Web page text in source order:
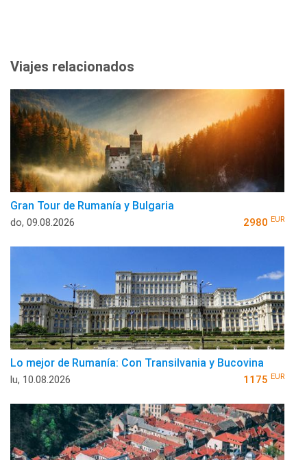
Viajes relacionados
Gran Tour de Rumanía y Bulgaria
do, 09.08.2026 2980 EUR
Lo mejor de Rumanía: Con Transilvania y Bucovina
lu, 10.08.2026 1175 EUR